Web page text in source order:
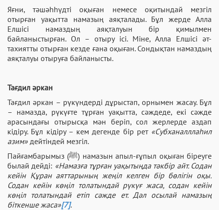
Яғни, тәшәһһүдті оқыған немесе оқитындай мезгіл
отырған уақытта намазың аяқталады. Бұл жерде Алла
Елшісі намаздың аяқталуын бір қимылмен
байланыстырған. Ол – отыру ісі. Міне, Алла Елшісі әт-
тахиятты отырған кезде ғана оқыған. Сондықтан намаздың
аяқталуы отыруға байланысты.
Тағдил әркан
Тағдил әркан – рүкүндерді дұрыстап, орнымен жасау. Бұл
– намазда, рүкүғте тұрған уақытта, сәждеде, екі сәжде
арасындағы отырысқа мән беріп, сол жерлерде аздап
кідіру. Бұл кідіру – кем дегенде бір рет «Субханалллаһил
азим» дейтіндей мезгіл.
Пайғамбарымыз (ﷺ) намазын апыл-ғұпыл оқыған біреуге
былай дейді: «Намазға тұрған уақытыңда тәкбір айт. Содан
кейін Құран аяттарының жеңіл келген бір бөлігін оқы.
Содан кейін көңіл толатындай рүкүғ жаса, содан кейін
көңіл толатындай етіп сәжде ет. Дәл осылай намазың
біткенше жаса»[7].